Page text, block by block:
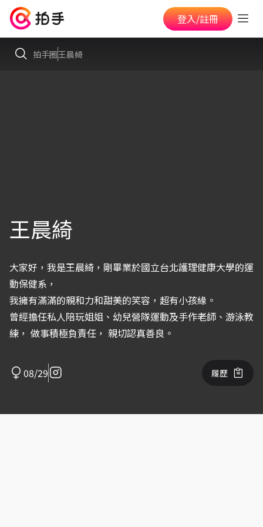
登入/註冊
拍手圈王晨綺
王晨綺
大家好，我是王晨綺，剛畢業於國立台北護理健康大學的運
動保健系，
我擁有滿滿的親和力和甜美的笑容，超有小孩緣。
曾經擔任私人陪玩姐姐、幼兒營隊運動及手作老師、游泳教
練， 做事積極負責任， 親切認真善良。
08/29 履歷